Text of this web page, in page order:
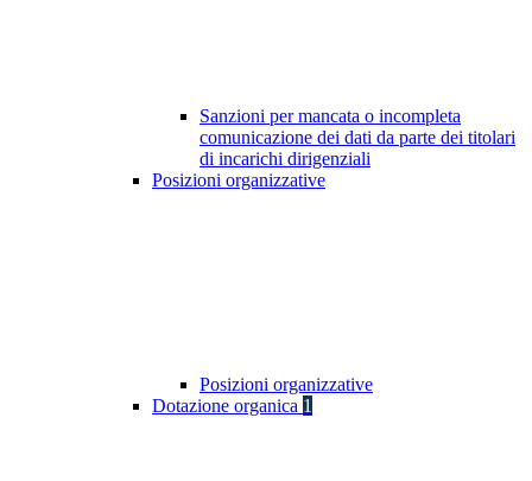
Sanzioni per mancata o incompleta
comunicazione dei dati da parte dei titolari
di incarichi dirigenziali
Posizioni organizzative
Posizioni organizzative
Dotazione organica 1